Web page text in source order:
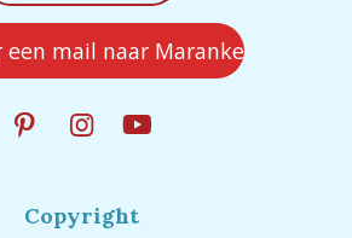
een mail naar Maranke
P
t
I
t
Y
T
Copyright